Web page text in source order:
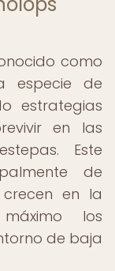
como
especie de
estrategias
en las
Este
de
en la
los
de baja